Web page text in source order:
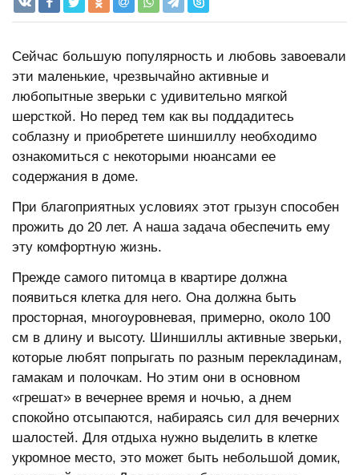
Сейчас большую популярность и любовь завоевали
эти маленькие, чрезвычайно активные и
любопытные зверьки с удивительно мягкой
шерсткой. Но перед тем как вы поддадитесь
соблазну и приобретете шиншиллу необходимо
ознакомиться с некоторыми нюансами ее
содержания в доме.
При благоприятных условиях этот грызун способен
прожить до 20 лет. А наша задача обеспечить ему
эту комфортную жизнь.
Прежде самого питомца в квартире должна
появиться клетка для него. Она должна быть
просторная, многоуровневая, примерно, около 100
см в длину и высоту. Шиншиллы активные зверьки,
которые любят попрыгать по разным перекладинам,
гамакам и полочкам. Но этим они в основном
«грешат» в вечернее время и ночью, а днем
спокойно отсыпаются, набираясь сил для вечерних
шалостей. Для отдыха нужно выделить в клетке
укромное место, это может быть небольшой домик,